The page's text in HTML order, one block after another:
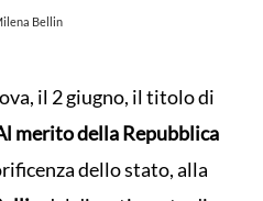
Bellin
il 2 giugno, il titolo di
merito della Repubblica
dello stato, alla